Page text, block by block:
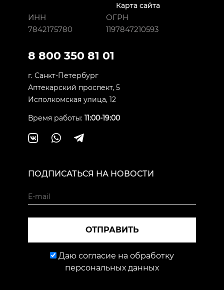
Карта сайта
ИНН
7842175780
ОГРН
1197847210593
8 800 350 81 01
г. Санкт-Петербург
Аптекарский проспект, 5
Исполкомская улица, 12
Время работы: 11:00-19:00
ПОДПИСАТЬСЯ НА НОВОСТИ
ОТПРАВИТЬ
Даю согласие на обработку
персональных данных